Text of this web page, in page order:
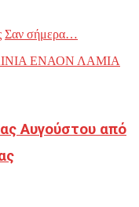
Σαν σήμερα…
ΕΝΑΟΝ ΛΑΜΙΑ
Αυγούστου από